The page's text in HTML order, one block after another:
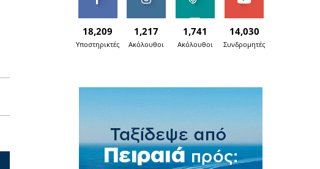
18,209
Υποστηρικτές
1,217
Ακόλουθοι
1,741
Ακόλουθοι
14,030
Συνδρομητές